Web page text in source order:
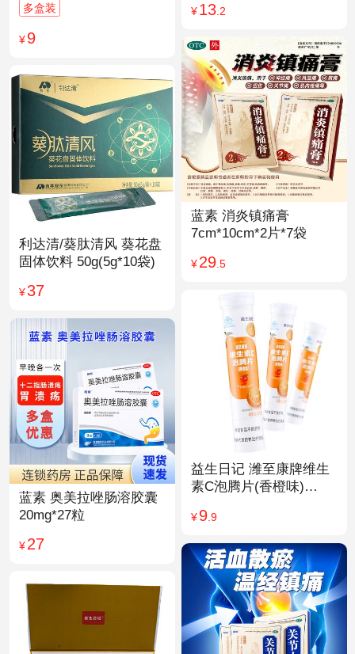
¥13.2
多盒装
¥9
蓝素 消炎镇痛膏
7cm*10cm*2片*7袋
¥29.5
利达清/葵肽清风 葵花盘
固体饮料 50g(5g*10袋)
¥37
益生日记 潍至康牌维生
素C泡腾片(香橙味)
¥9.9
蓝素 奥美拉唑肠溶胶囊
20mg*27粒
¥27